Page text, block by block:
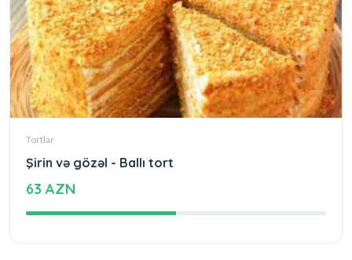
Tortlar
Şirin və gözəl - Ballı tort
63 AZN